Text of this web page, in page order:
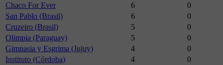
Chaco For Ever
6
0
San Pablo (Brasil)
6
0
Cruzeiro (Brasil)
5
0
Olimpia (Paraguay)
5
0
Gimnasia y Esgrima (Jujuy)
4
0
Instituto (Córdoba)
4
0